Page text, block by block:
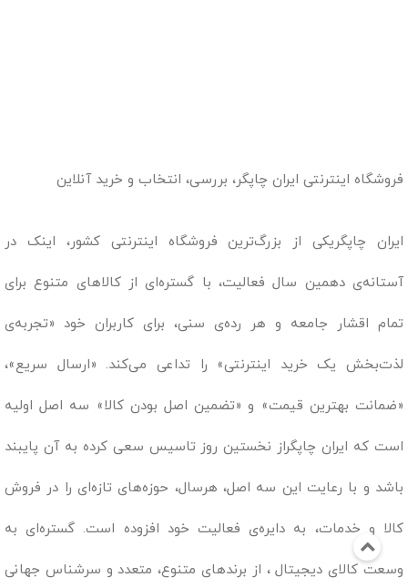
فروشگاه اینترنتی ایران چاپگر، بررسی، انتخاب و خرید آنلاین
ایران چاپگریکی از بزرگ‌ترین فروشگاه اینترنتی کشور، اینک در
آستانه‌ی دهمین سال فعالیت، با گستره‌ای از کالاهای متنوع برای
تمام اقشار جامعه و هر رده‌ی سنی، برای کاربران خود «تجربه‌ی
لذت‌بخش یک خرید اینترنتی» را تداعی می‌کند. «ارسال سریع»،
«ضمانت بهترین قیمت» و «تضمین اصل بودن کالا» سه اصل اولیه
است که ایران چاپگراز نخستین روز تاسیس سعی کرده به آن پایبند
باشد و با رعایت این سه اصل، هرسال، حوزه‌های تازه‌ای را در فروش
کالا و خدمات، به دایره‌ی فعالیت خود افزوده است. گستره‌ای به
وسعت کالای دیجیتال ، از برندهای متنوع، متعدد و سرشناس جهانی